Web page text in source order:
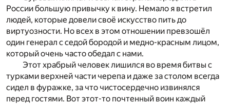
России большую привычку к вину. Немало я встретил
людей, которые довели своё искусство пить до
виртуозности. Но всех в этом отношении превзошёл
один генерал с седой бородой и медно-красным лицом,
который очень часто обедал с нами.
Этот храбрый человек лишился во время битвы с
турками верхней части черепа и даже за столом всегда
сидел в фуражке, за что чистосердечно извинялся
перед гостями. Вот этот-то почтенный воин каждый